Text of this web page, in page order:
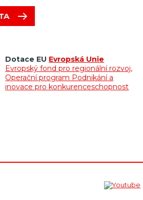
Dotace EU Evropská Unie
Evropský fond pro regionální rozvoj,
Operační program Podnikání a
inovace pro konkurenceschopnost